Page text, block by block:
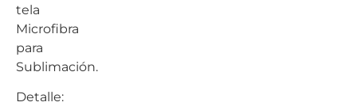
tela
Microfibra
para
Sublimación.
Detalle: